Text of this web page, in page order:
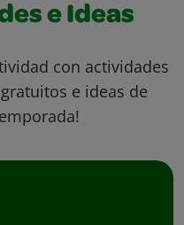
e Ideas
con actividades
e ideas de